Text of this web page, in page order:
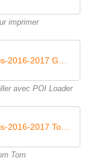
imprimer
avec POI Loader
Tom